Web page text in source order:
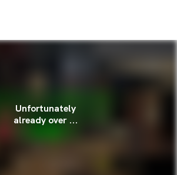
Unfortunately
already over ...